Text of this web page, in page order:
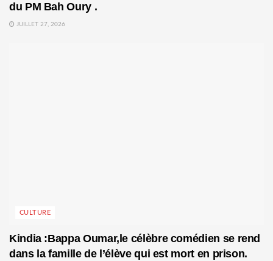
du PM Bah Oury .
JUILLET 27, 2026
CULTURE
Kindia :Bappa Oumar,le célèbre comédien se rend
dans la famille de l’élève qui est mort en prison.